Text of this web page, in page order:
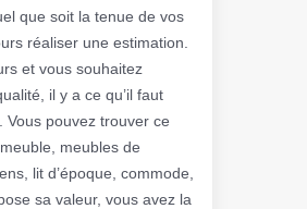
que soit la tenue de vos
réaliser une estimation.
et vous souhaitez
il y a ce qu’il faut
pouvez trouver ce
meubles de
lit d’époque, commode,
sa valeur, vous avez la